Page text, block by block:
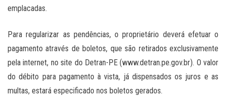
emplacadas.
Para regularizar as pendências, o proprietário deverá efetuar o
pagamento através de boletos, que são retirados exclusivamente
pela internet, no site do Detran-PE (www.detran.pe.gov.br). O valor
do débito para pagamento à vista, já dispensados os juros e as
multas, estará especificado nos boletos gerados.